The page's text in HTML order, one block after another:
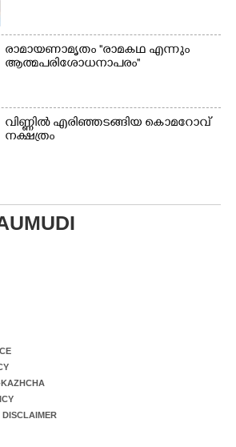
രാമായണാമൃതം ''രാമകഥ എന്നും
ആത്മപരിശോധനാപരം''
വി​ണ്ണി​ൽ​ ​എ​രി​ഞ്ഞ​ട​ങ്ങിയ കൊ​മ​റോ​വ് ​
ന​ക്ഷ​ത്രം
DISCLAIMER